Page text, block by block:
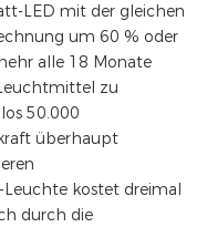
LED mit der gleichen
um 60 % oder
alle 18 Monate
zu
50.000
überhaupt
Leuchte kostet dreimal
durch die